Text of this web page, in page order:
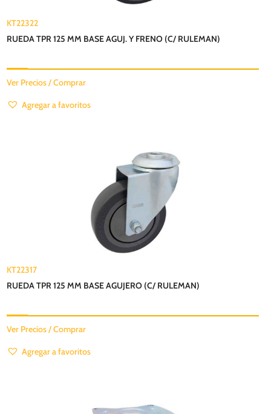
KT22322
RUEDA TPR 125 MM BASE AGUJ. Y FRENO (C/ RULEMAN)
Ver Precios / Comprar
Agregar a favoritos
KT22317
RUEDA TPR 125 MM BASE AGUJERO (C/ RULEMAN)
Ver Precios / Comprar
Agregar a favoritos